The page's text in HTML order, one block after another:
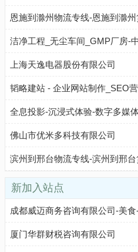
洁净工程_无尘车间_GMP厂房-
上海天逸电器股份有限公司
韬略建站 - 企业网站制作_SEO
全息投影-沉浸式体验-数字多媒
佛山市优米多科技有限公司
新加入站点
成都威迈商务咨询有限公司-美
厦门华群财税咨询有限公司